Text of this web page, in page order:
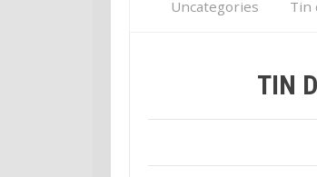
Uncategories Tin
TIN